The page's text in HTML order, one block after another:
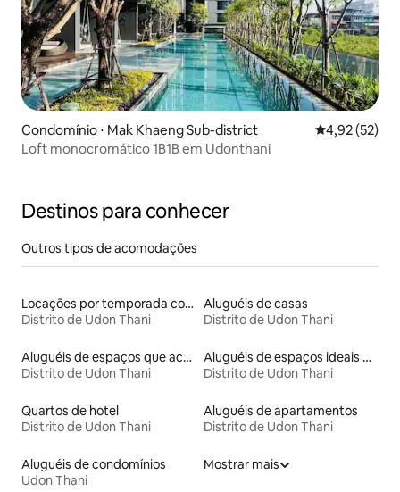
Condomínio ⋅ Mak Khaeng Sub-district 4,92 de uma
4,92 (52)
Loft monocromático 1B1B em Udonthani
Destinos para conhecer
Outros tipos de acomodações
Locações por temporada com piscina
Distrito de Udon Thani
Aluguéis de casas
Distrito de Udon Thani
Aluguéis de espaços que aceitam animais de estimação
Distrito de Udon Thani
Aluguéis de espaços ideais para famílias
Distrito de Udon Thani
Quartos de hotel
Distrito de Udon Thani
Aluguéis de apartamentos
Distrito de Udon Thani
Aluguéis de condomínios
Udon Thani
Mostrar mais